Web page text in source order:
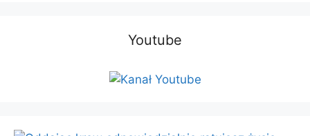
Youtube